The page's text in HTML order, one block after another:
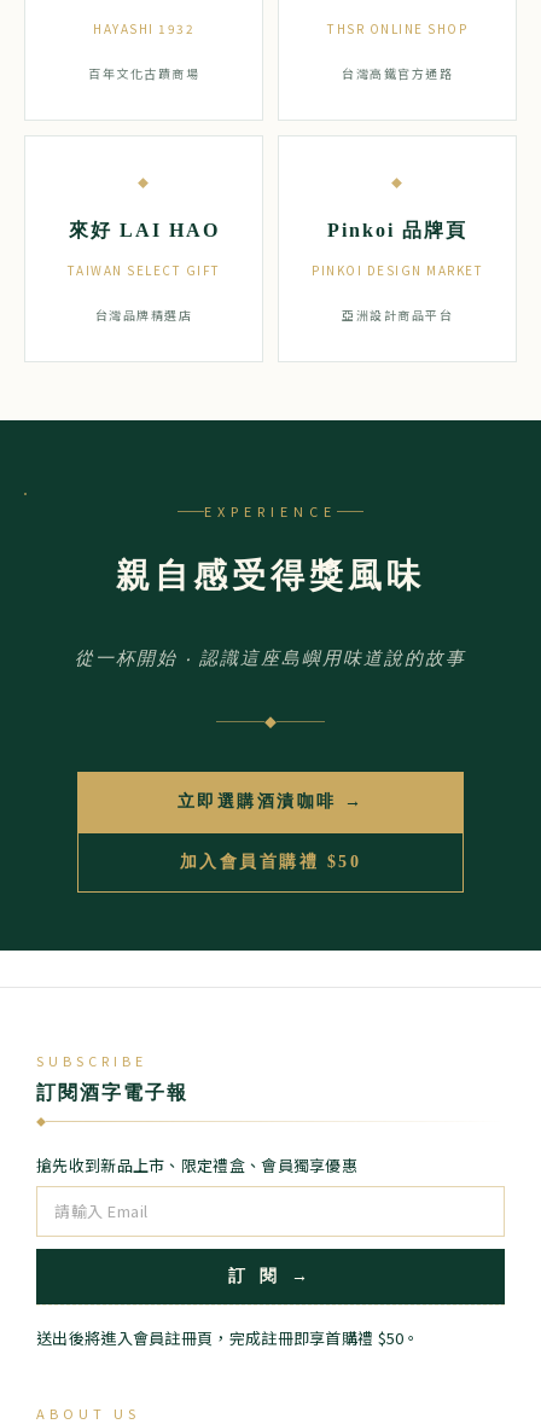
HAYASHI 1932
百年文化古蹟商場
THSR ONLINE SHOP
台灣高鐵官方通路
◆
來好 LAI HAO
TAIWAN SELECT GIFT
台灣品牌精選店
◆
Pinkoi 品牌頁
PINKOI DESIGN MARKET
亞洲設計商品平台
EXPERIENCE
親自感受得獎風味
從一杯開始 ‧ 認識這座島嶼用味道說的故事
◆
立即選購酒漬咖啡 →
加入會員首購禮 $50
SUBSCRIBE
訂閱酒字電子報
◆
搶先收到新品上市、限定禮盒、會員獨享優惠
訂 閱 →
送出後將進入會員註冊頁，完成註冊即享首購禮 $50。
ABOUT US